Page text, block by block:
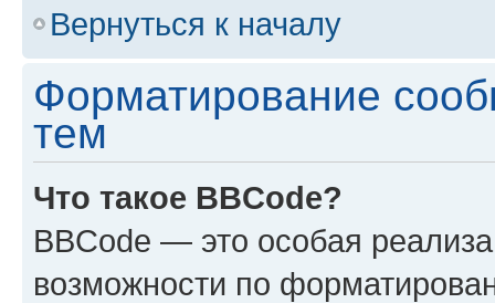
Вернуться к началу
Форматирование
тем
Что такое BBCode?
BBCode — это особая
возможности по